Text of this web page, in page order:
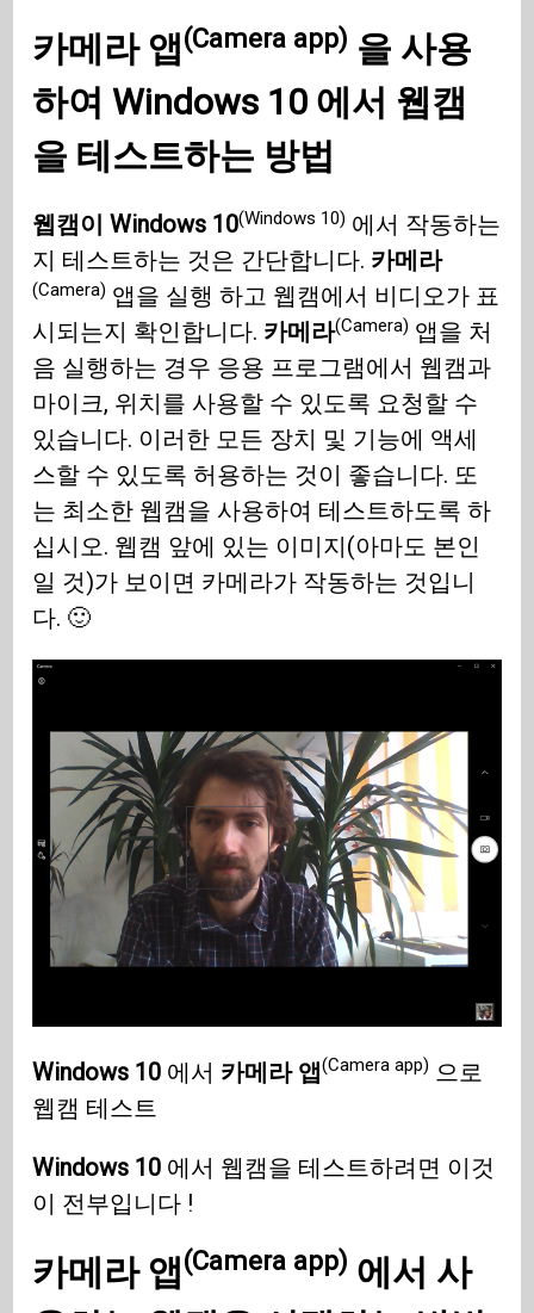
카메라 앱(Camera app) 을 사용
하여Windows 10 에서 웹캠
을 테스트하는 방법
웹캠이 Windows 10(Windows 10) 에서 작동하는
지 테스트하는 것은 간단합니다. 카메라
(Camera) 앱을 실행 하고 웹캠에서 비디오가 표
시되는지 확인합니다. 카메라(Camera) 앱을 처
음 실행하는 경우 응용 프로그램에서 웹캠과
마이크, 위치를 사용할 수 있도록 요청할 수
있습니다. 이러한 모든 장치 및 기능에 액세
스할 수 있도록 허용하는 것이 좋습니다. 또
는 최소한 웹캠을 사용하여 테스트하도록 하
십시오. 웹캠 앞에 있는 이미지(아마도 본인
일 것)가 보이면 카메라가 작동하는 것입니
다. 🙂
Windows 10 에서 카메라 앱(Camera app) 으로
웹캠 테스트
Windows 10 에서 웹캠을 테스트하려면 이것
이 전부입니다 !
카메라 앱(Camera app) 에서 사